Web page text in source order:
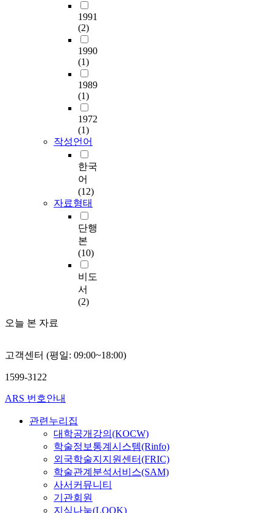
1991
(2)
1990
(1)
1989
(1)
1972
(1)
작성언어
한국
어
(12)
자료형태
단행
본
(10)
비도
서
(2)
오늘 본 자료
고객센터 (평일: 09:00~18:00)
1599-3122
ARS 번호안내
관련누리집
대학공개강의(KOCW)
학술정보통계시스템(Rinfo)
외국학술지지원센터(FRIC)
학술관계분석서비스(SAM)
사서커뮤니티
기관회원
지식나눔(LOOK)